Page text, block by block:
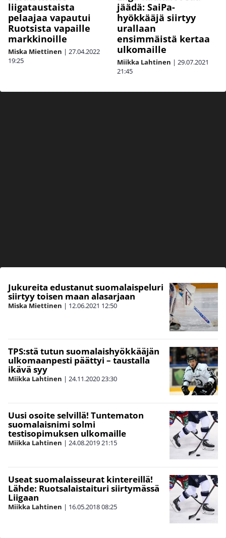
liigataustaista
pelaajaa vapautui
Ruotsista vapaille
markkinoille
Miska Miettinen | 27.04.2022
19:25
jäädä: SaiPa-
hyökkääjä siirtyy
urallaan
ensimmäistä kertaa
ulkomaille
Miikka Lahtinen | 29.07.2021
21:45
Jukureita edustanut suomalaispeluri
siirtyy toisen maan alasarjaan
Miska Miettinen | 12.06.2021 12:50
TPS:stä tutun suomalaishyökkääjän
ulkomaanpesti päättyi – taustalla
ikävä syy
Miikka Lahtinen | 24.11.202023:30
Uusi osoite selvillä! Tuntematon
suomalaisnimi solmi
testisopimuksen ulkomaille
Miikka Lahtinen | 24.08.201921:15
Useat suomalaisseurat kintereillä!
Lähde: Ruotsalaistaituri siirtymässä
Liigaan
Miikka Lahtinen | 16.05.201808:25